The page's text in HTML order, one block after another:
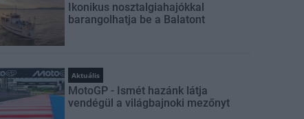
Ikonikus nosztalgiahajókkal
barangolhatja be a Balatont
Aktuális
MotoGP - Ismét hazánk látja
vendégül a világbajnoki mezőnyt